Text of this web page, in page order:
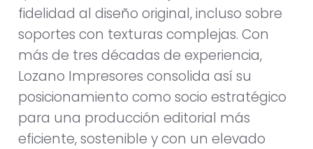
fidelidad al diseño original, incluso sobre
soportes con texturas complejas. Con
más de tres décadas de experiencia,
Lozano Impresores consolida así su
posicionamiento como socio estratégico
para una producción editorial más
eficiente, sostenible y con un elevado